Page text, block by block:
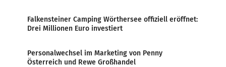
Falkensteiner Camping Wörthersee offiziell eröffnet:
Drei Millionen Euro investiert
Personalwechsel im Marketing von Penny
Österreich und Rewe Großhandel